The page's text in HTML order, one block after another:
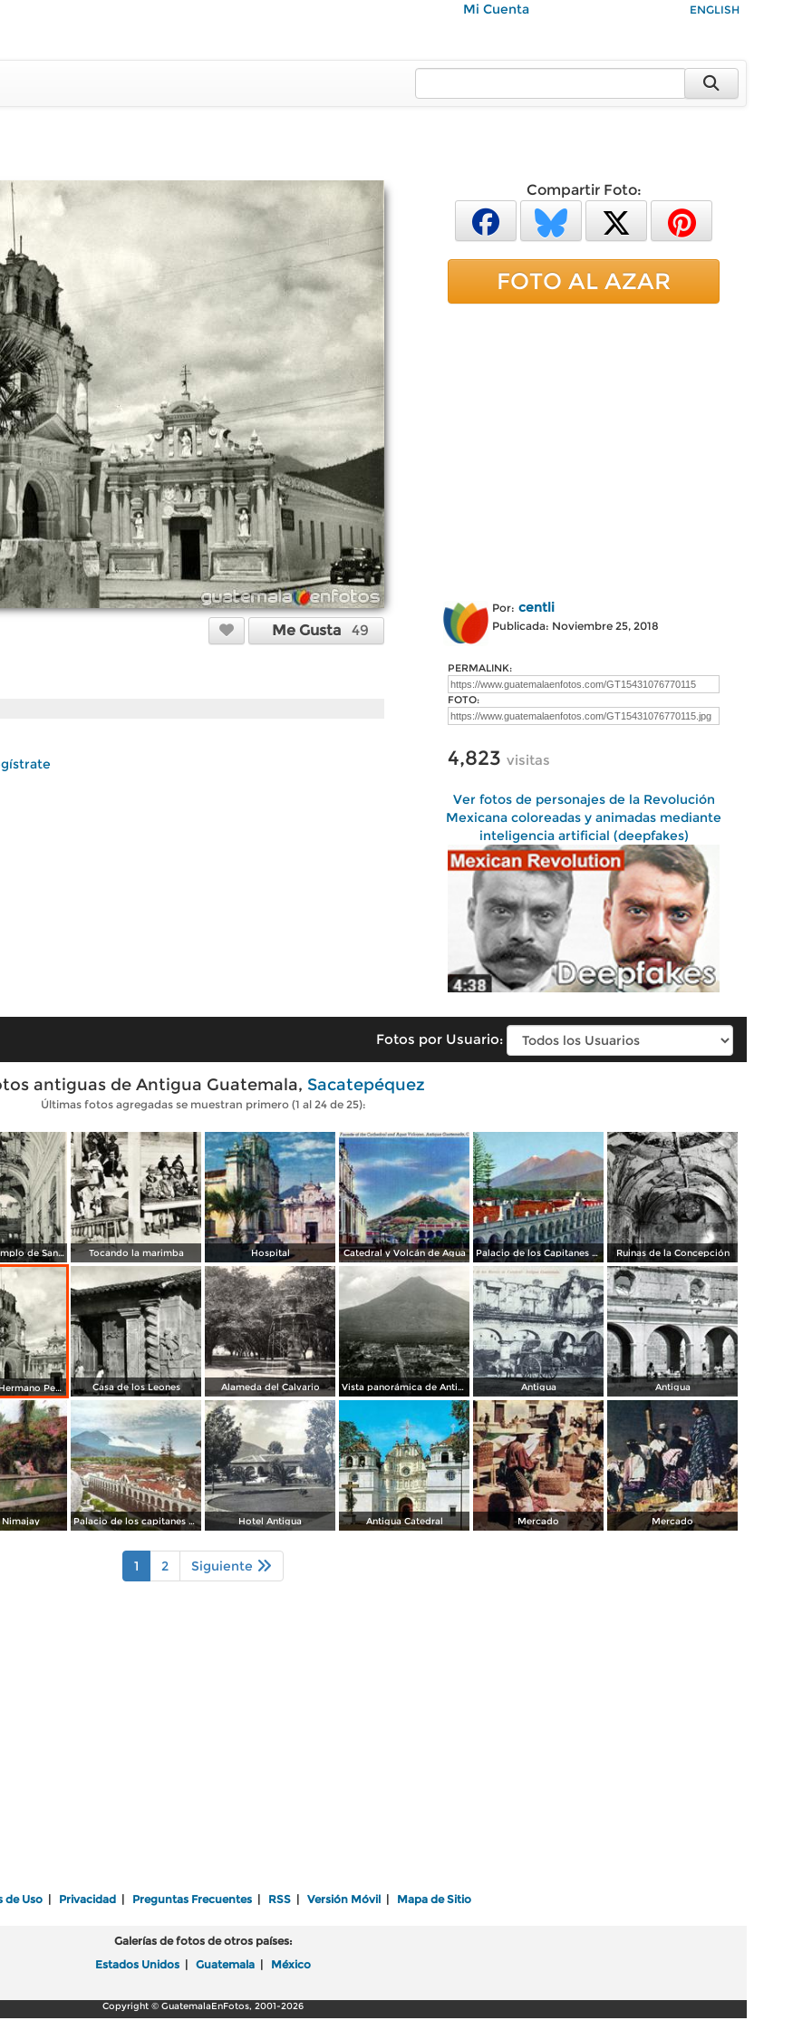
Mi Cuenta ENGLISH
Me Gusta 49
Compartir Foto:
FOTO AL AZAR
Por: centli
Publicada: Noviembre 25, 2018
PERMALINK:
FOTO:
4,823 visitas
Ver fotos de personajes de la Revolución
Mexicana coloreadas y animadas mediante
inteligencia artificial (deepfakes)
Fotos por Usuario:
antiguas de Antigua Guatemala, Sacatepéquez
Últimas fotos agregadas se muestran primero (1 al 24 de 25):
Ruinas del Templo de San Francisco Tocando la marimba Hospital Catedral y Volcán de Agua Palacio de los Capitanes Generales Ruinas de la Concepción
Hospital del Hermano Pedro Casa de los Leones Alameda del Calvario Vista panorámica de Antigua Antigua Antigua
Nimajay Palacio de los capitanes generales Hotel Antigua Antigua Catedral Mercado Mercado
1 2 Siguiente
de Uso Privacidad Preguntas Frecuentes RSS Versión Móvil Mapa de Sitio
Galerías de fotos de otros países:
Estados Unidos
Guatemala México
Copyright © GuatemalaEnFotos, 2001-2026